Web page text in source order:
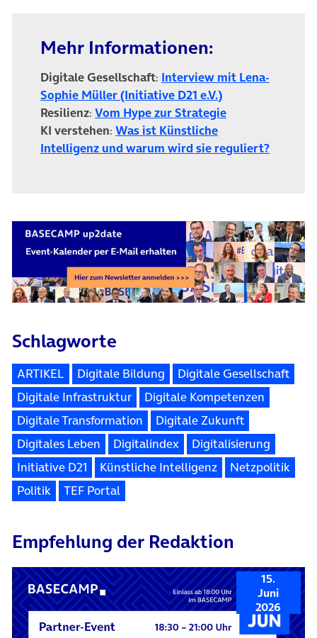
Mehr Informationen:
Digitale Gesellschaft: Interview mit Lena-
Sophie Müller (Initiative D21 e.V.)(öffnet in neuem
Resilienz: Vom Hype zur Strategie(öffnet in
KI verstehen: Was ist Künstliche
Intelligenz und warum wird sie reguliert?(öffnet
Schlagworte
ARTIKEL Digitale Bildung
Digitale Gesellschaft
Digitale Infrastruktur
Digitale Kompetenzen
Digitale Transformation
Digitale Zukunft
Digitales Leben
Digitalindex
Digitalisierung
Initiative D21
Künstliche Intelligenz
Netzpolitik
Politik
TEF Portal
Empfehlung der Redaktion
15.
Juni
2026